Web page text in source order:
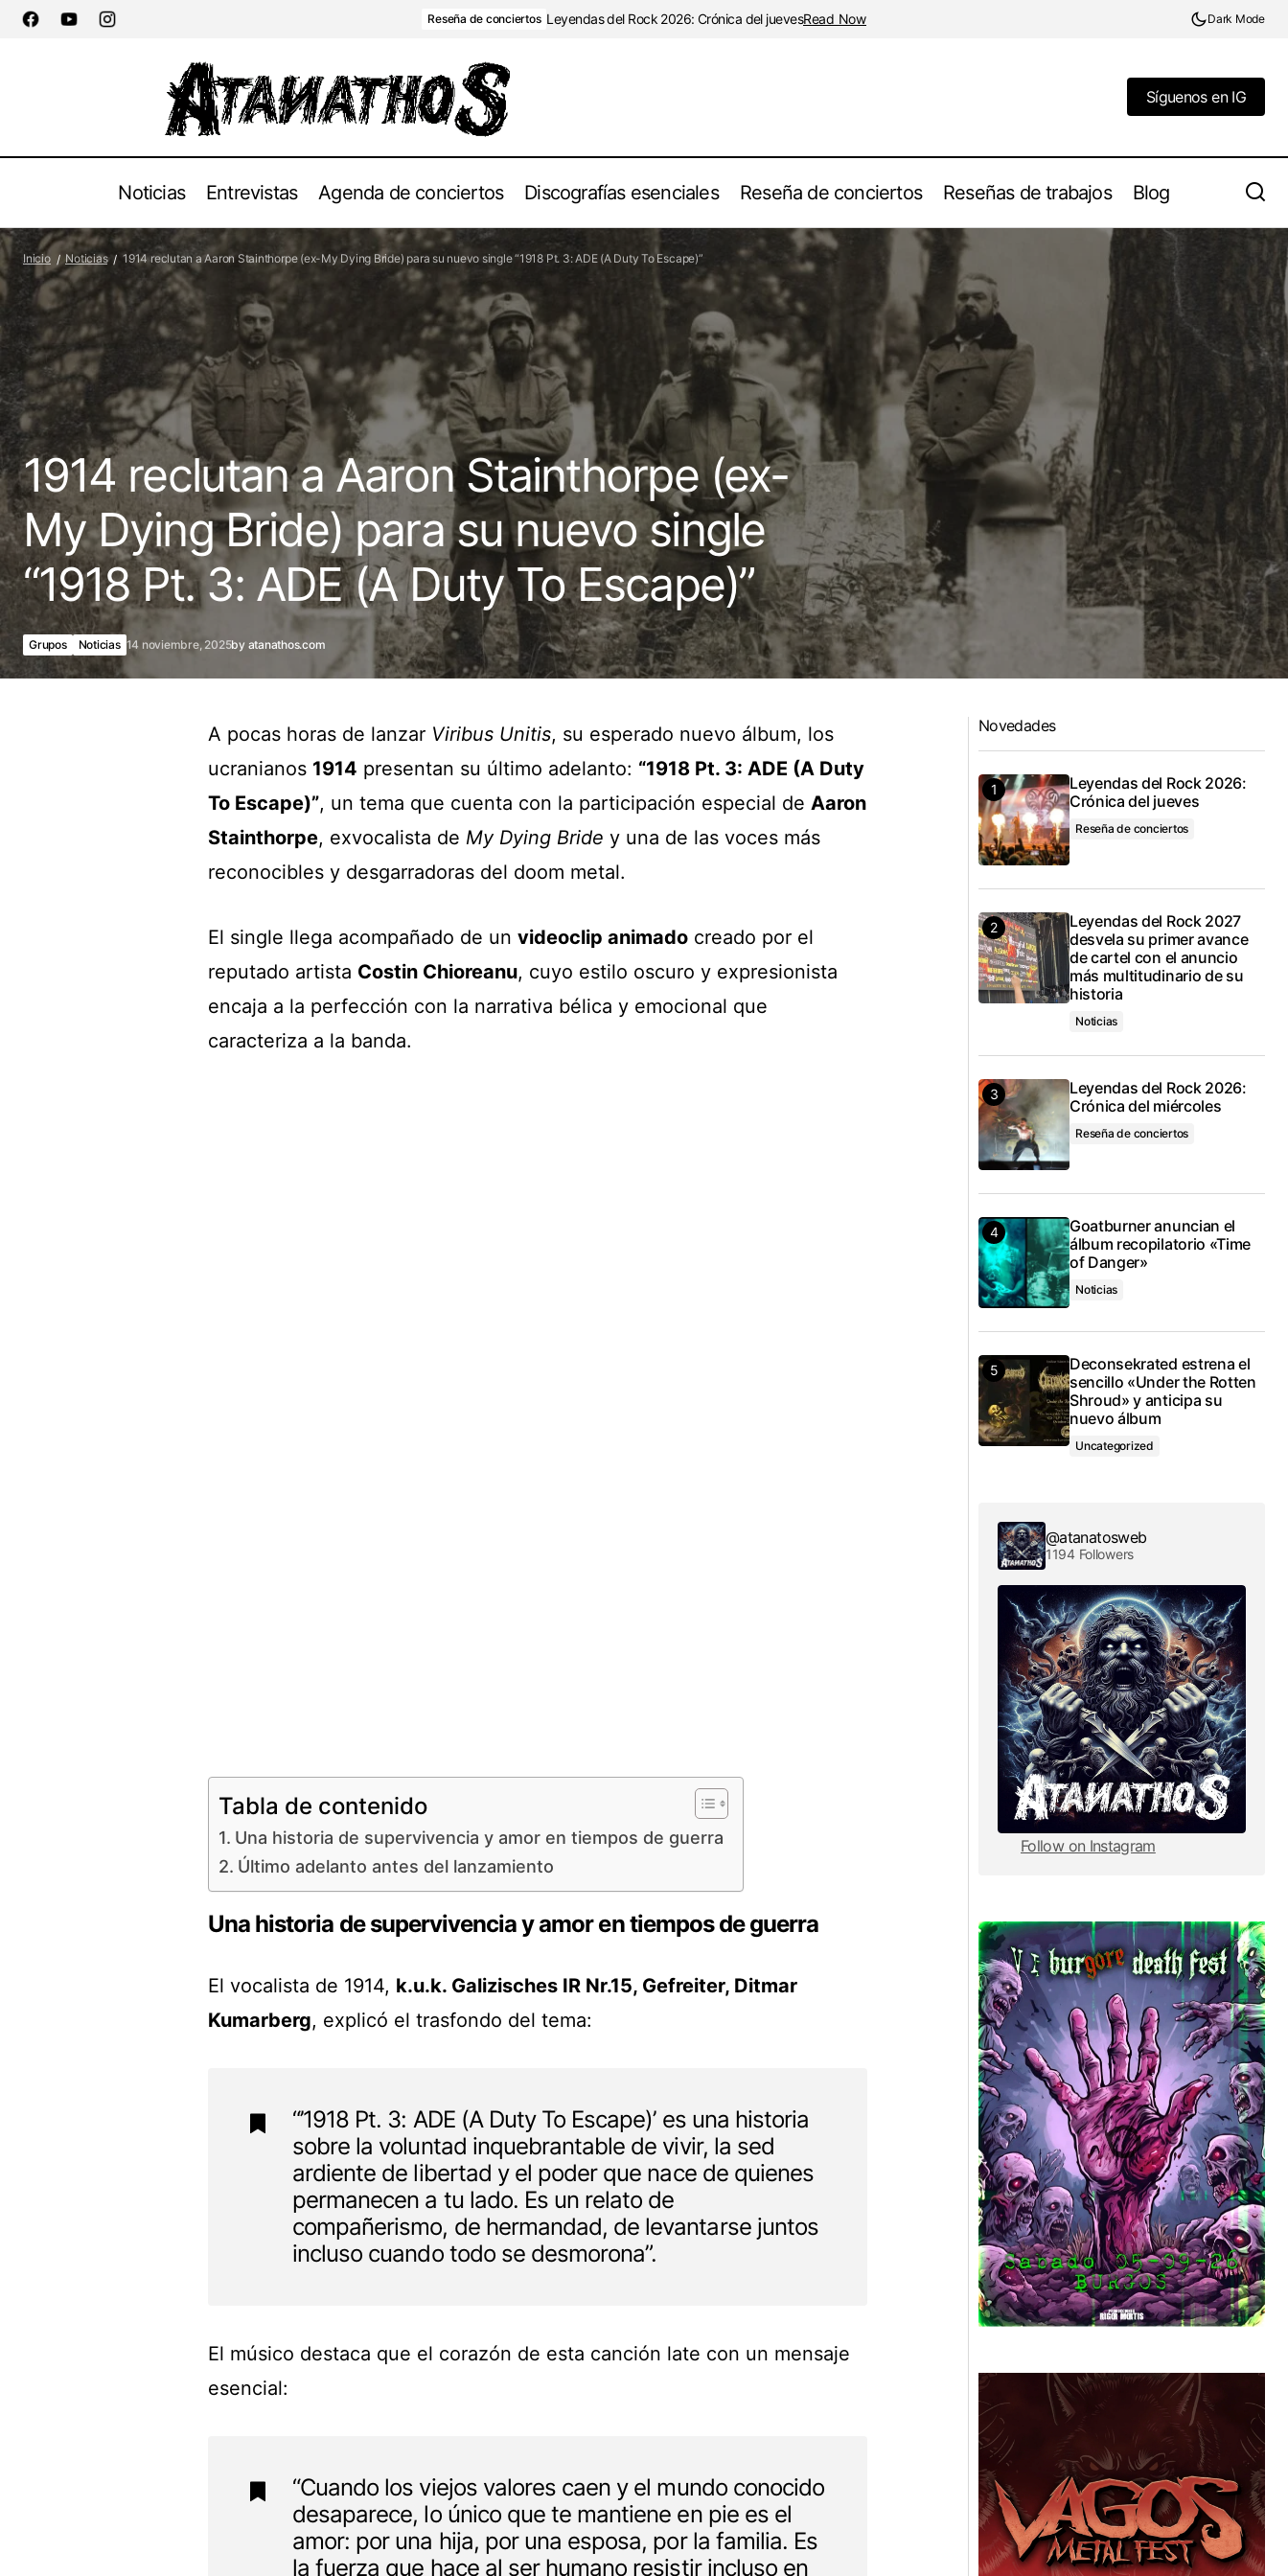
Reseña de conciertos Leyendas del Rock 2026: Crónica del juevesRead Now Dark Mode
Síguenos en IG
Noticias Entrevistas Agenda de conciertos Discografías esenciales Reseña de conciertos Reseñas de trabajos Blog
Terror Corpse lanza tema de adelanto de
su álbum debut "Ash Eclipses Flesh"
Noticias
1914 reclutan a Aaron Stainthorpe (ex-My Dying Bride) para su nuevo single “1918 Pt. 3:
ADE (A Duty To Escape)”
HyperioN Estrena el Lyric Video "Rewire,
Rebuild" como Segundo Adelanto de su
Álbum Conceptual "Cybergenesis"
Inicio Noticias 1914 reclutan a Aaron Stainthorpe (ex-My Dying Bride) para su nuevo single “1918 Pt. 3: ADE (A Duty To Escape)”
1914 reclutan a Aaron Stainthorpe (ex-
My Dying Bride) para su nuevo single
“1918 Pt. 3: ADE (A Duty To Escape)”
Grupos Noticias 14 noviembre, 2025by atanathos.com
A pocas horas de lanzar Viribus Unitis, su esperado nuevo álbum, los
ucranianos 1914 presentan su último adelanto: “1918 Pt. 3: ADE (A Duty
To Escape)”, un tema que cuenta con la participación especial de Aaron
Stainthorpe, exvocalista de My Dying Bride y una de las voces más
reconocibles y desgarradoras del doom metal.
El single llega acompañado de un videoclip animado creado por el
reputado artista Costin Chioreanu, cuyo estilo oscuro y expresionista
encaja a la perfección con la narrativa bélica y emocional que
caracteriza a la banda.
Tabla de contenido
Una historia de supervivencia y amor en tiempos de guerra
Último adelanto antes del lanzamiento
Una historia de supervivencia y amor en tiempos de guerra
El vocalista de 1914, k.u.k. Galizisches IR Nr.15, Gefreiter, Ditmar
Kumarberg, explicó el trasfondo del tema:
“’1918 Pt. 3: ADE (A Duty To Escape)’ es una historia
sobre la voluntad inquebrantable de vivir, la sed
ardiente de libertad y el poder que nace de quienes
permanecen a tu lado. Es un relato de
compañerismo, de hermandad, de levantarse juntos
incluso cuando todo se desmorona”.
El músico destaca que el corazón de esta canción late con un mensaje
esencial:
“Cuando los viejos valores caen y el mundo conocido
desaparece, lo único que te mantiene en pie es el
amor: por una hija, por una esposa, por la familia. Es
la fuerza que hace al ser humano resistir incluso en
Novedades
Leyendas del Rock 2026:
Crónica del jueves
Reseña de conciertos
Leyendas del Rock 2027
desvela su primer avance
de cartel con el anuncio
más multitudinario de su
historia
Noticias
Leyendas del Rock 2026:
Crónica del miércoles
Reseña de conciertos
Goatburner anuncian el
álbum recopilatorio «Time
of Danger»
Noticias
Deconsekrated estrena el
sencillo «Under the Rotten
Shroud» y anticipa su
nuevo álbum
Uncategorized
@atanatosweb
1194 Followers
Follow on Instagram